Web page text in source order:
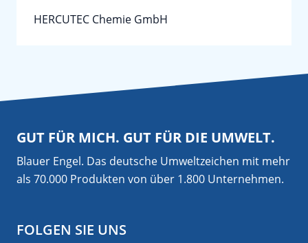
HERCUTEC Chemie GmbH
GUT FÜR MICH. GUT FÜR DIE UMWELT.
Blauer Engel. Das deutsche Umweltzeichen mit mehr
als 70.000 Produkten von über 1.800 Unternehmen.
FOLGEN SIE UNS